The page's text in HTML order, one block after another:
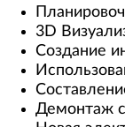
3D
Создание
Демонтаж